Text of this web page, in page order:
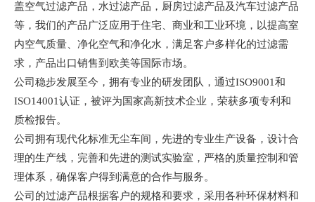
盖空气过滤产品，水过滤产品，厨房过滤产品及汽车过滤产品
等，我们的产品广泛应用于住宅、商业和工业环境，以提高室
内空气质量、净化空气和净化水，满足客户多样化的过滤需
求，产品出口销售到欧美等国际市场。
公司稳步发展至今，拥有专业的研发团队，通过ISO9001和
ISO14001认证，被评为国家高新技术企业，荣获多项专利和
质检报告。
公司拥有现代化标准无尘车间，先进的专业生产设备，设计合
理的生产线，完善和先进的测试实验室，严格的质量控制和管
理体系，确保客户得到满意的合作与服务。
公司的过滤产品根据客户的规格和要求，采用各种环保材料和